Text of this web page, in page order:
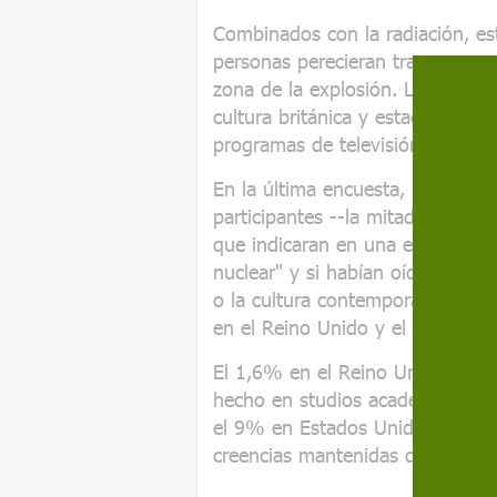
Combinados con la radiación,
personas perecieran tras una
zona de la explosión. Las ideas
cultura británica y
programas de televisión,
En la última encuesta,
participantes --la mitad en el
que indicaran en una escala
nuclear" y si habían oído hablar
o la cultura contemporánea, a
en el Reino Unido y el 7,5% en
El 1,6% en el Reino Unido y el
hecho en studios académicos
el 9% en Estados Unidos
creencias mantenidas durante la